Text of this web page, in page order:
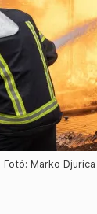
Marko